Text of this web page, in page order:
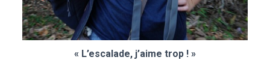
« L’escalade, j’aime trop ! »